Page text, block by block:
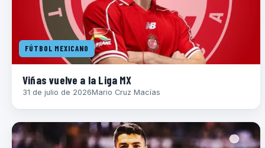
FÚTBOL MEXICANO
Viñas vuelve a la Liga MX
31 de julio de 2026Mario Cruz Macías